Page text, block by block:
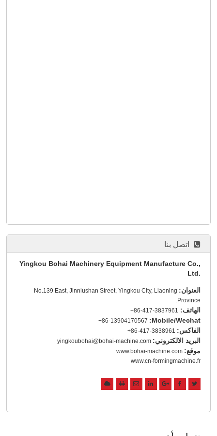
اتصل بنا
Yingkou Bohai Machinery Equipment Manufacture Co.,
Ltd.
العنوان: No.139 East, Jinniushan Street, Yingkou City, Liaoning
Province.
الهاتف: +86-417-3837961
Mobile/Wechat:
+86-13904170567
الفاكس: +86-417-3838961
البريد الالكتروني: yingkoubohai@bohai-machine.com
موقع: www.bohai-machine.com
www.cn-formingmachine.fr